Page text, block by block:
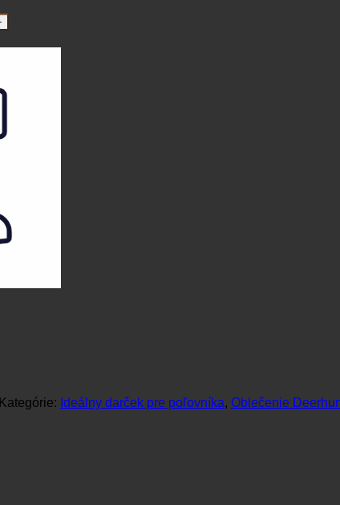
Kategórie: Ideálny darček pre poľovníka, Oblečenie